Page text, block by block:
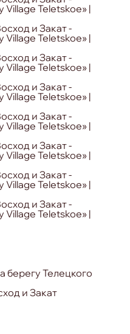
берегу Телецкого